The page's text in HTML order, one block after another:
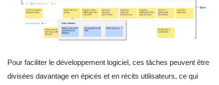
Pour faciliter le développement logiciel, ces tâches peuvent être
divisées davantage en épicés et en récits utilisateurs, ce qui